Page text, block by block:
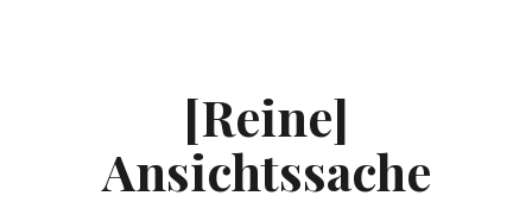
[Reine]
Ansichtssache